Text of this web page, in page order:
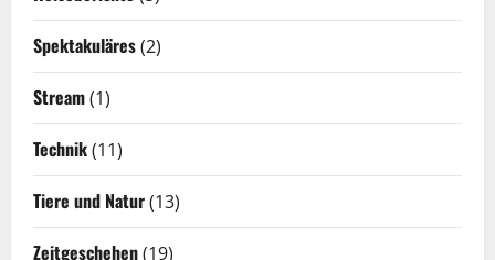
Spektakuläres(2)
Stream(1)
Technik(11)
Tiere und Natur(13)
Zeitgeschehen(19)